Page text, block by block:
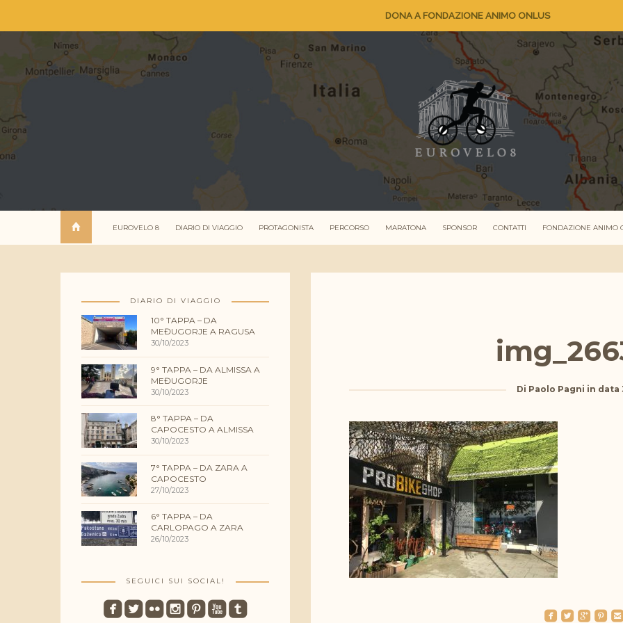
DONA A FONDAZIONE ANIMO ONLUS
EUROVELO 8 DIARIO DI VIAGGIO PROTAGONISTA PERCORSO MARATONA SPONSOR CONTATTI FONDAZIONE ANIMO
DIARIO DI VIAGGIO
10° TAPPA – DA
MEĐUGORJE A RAGUSA
30/10/2023
9° TAPPA – DA ALMISSA A
MEĐUGORJE
30/10/2023
8° TAPPA – DA
CAPOCESTO A ALMISSA
30/10/2023
7° TAPPA – DA ZARA A
CAPOCESTO
27/10/2023
6° TAPPA – DA
CARLOPAGO A ZARA
26/10/2023
SEGUICI SUI SOCIAL!
roundedfacebookroundedtwitterbirdroundedflickrroundedinstagramroundedpinterestroundedyoutuberoundedtumblr
Di Paolo Pagni in data
roundedfacebook roundedtwitterbird roundedgoogleplus roundedpinterest roundedemail